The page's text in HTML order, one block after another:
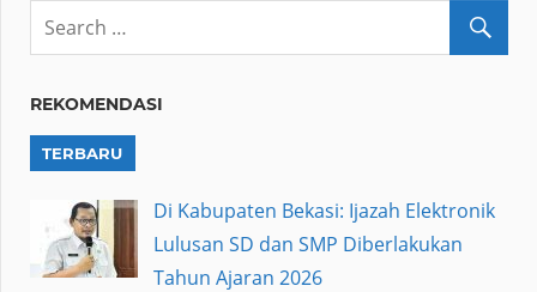
REKOMENDASI
TERBARU
Di Kabupaten Bekasi: Ijazah Elektronik
Lulusan SD dan SMP Diberlakukan
Tahun Ajaran 2026